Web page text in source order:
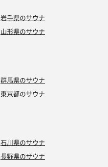
岩手県のサウナ
山形県のサウナ
群馬県のサウナ
東京都のサウナ
石川県のサウナ
長野県のサウナ